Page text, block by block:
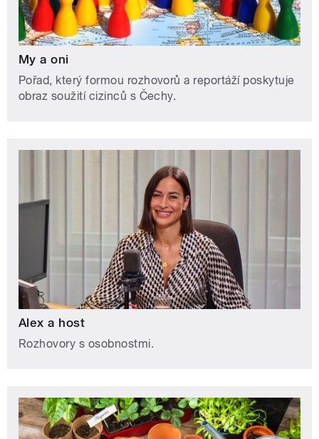
My a oni
Pořad, který formou rozhovorů a reportáží poskytuje
obraz soužití cizinců s Čechy.
Alex a host
Rozhovory s osobnostmi.